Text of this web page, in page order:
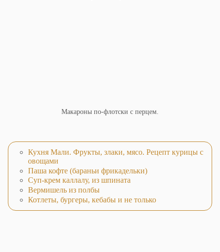
Макароны по-флотски с перцем.
Кухня Мали. Фрукты, злаки, мясо. Рецепт курицы с
овощами
Паша кофте (бараньи фрикадельки)
Суп-крем каллалу, из шпината
Вермишель из полбы
Котлеты, бургеры, кебабы и не только